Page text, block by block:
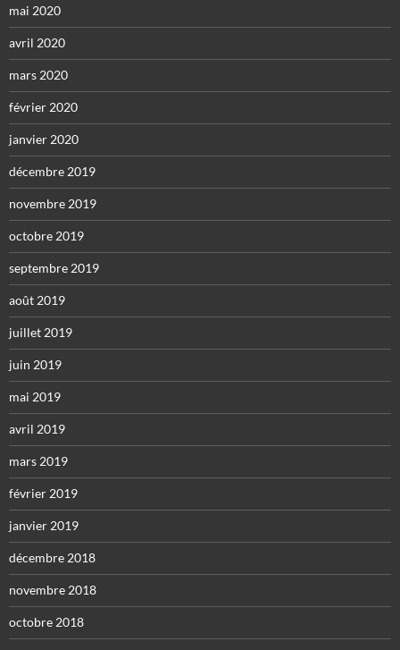
mai 2020
avril 2020
mars 2020
février 2020
janvier 2020
décembre 2019
novembre 2019
octobre 2019
septembre 2019
août 2019
juillet 2019
juin 2019
mai 2019
avril 2019
mars 2019
février 2019
janvier 2019
décembre 2018
novembre 2018
octobre 2018